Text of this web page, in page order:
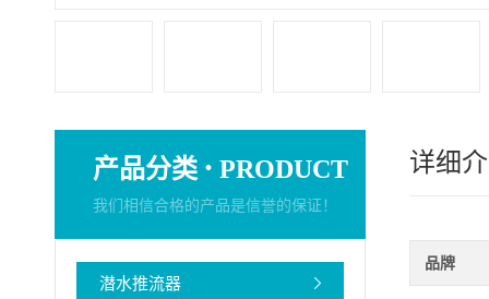
产品分类 · PRODUCT
我们相信合格的产品是信誉的保证！
潜水推流器
详细
品牌